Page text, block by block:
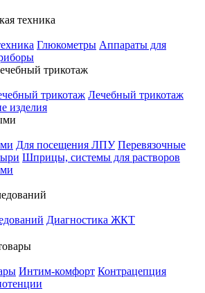
техника
Глюкометры Аппараты для
трикотаж
трикотаж Лечебный трикотаж
изделия
Для посещения ЛПУ Перевязочные
Шприцы, системы для растворов
Диагностика ЖКТ
Интим-комфорт Контрацепция